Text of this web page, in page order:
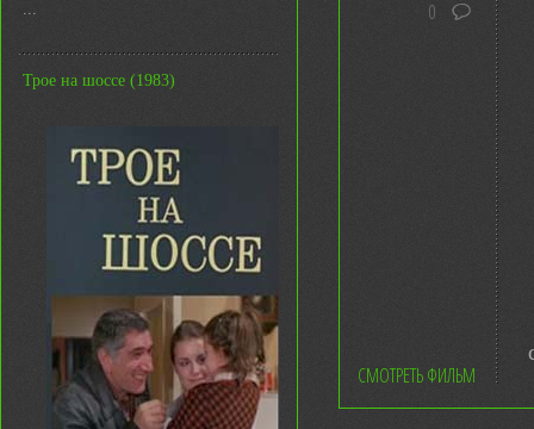
...
Трое на шоссе (1983)
0
СМОТРЕТЬ ФИЛЬМ